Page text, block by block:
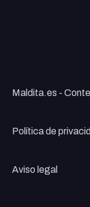
Maldita.es -
Política de
Aviso legal